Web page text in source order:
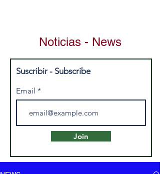
Noticias - News
Suscribir - Subscribe
Email
Join